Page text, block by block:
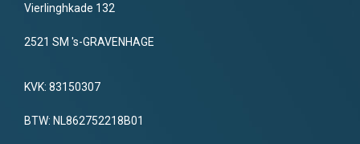
Vierlinghkade 132
2521 SM 's-GRAVENHAGE
KVK: 83150307
BTW: NL862752218B01